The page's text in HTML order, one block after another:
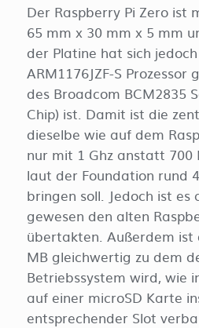
Der Raspberry Pi Zero ist
65 mm x 30 mm x 5 mm
der Platine hat sich
ARM1176JZF-S Prozessor
des Broadcom BCM2835
Chip) ist. Damit ist die
dieselbe wie auf dem
nur mit 1 Ghz anstatt
laut der Foundation rund
bringen soll. Jedoch ist es
gewesen den alten
übertakten. Außerdem ist
MB gleichwertig zu dem
Betriebssystem wird, wie
auf einer microSD Karte
entsprechender Slot